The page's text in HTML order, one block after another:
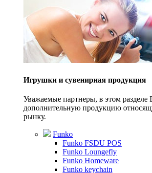
Игрушки и сувенирная продукция
Уважаемые партнеры, в этом разделе
дополнительную продукцию
рынку.
Funko
Funko FSDU POS
Funko Loungefly
Funko Homeware
Funko keychain